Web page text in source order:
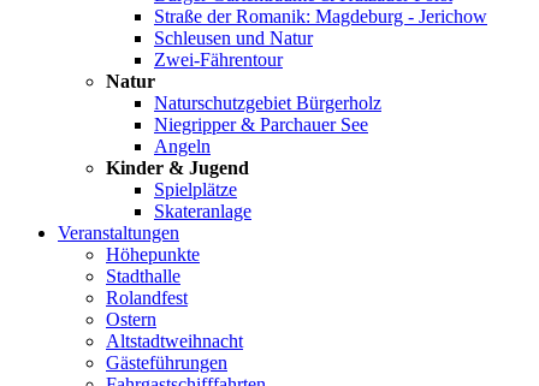
Straße der Romanik: Magdeburg - Jerichow
Schleusen und Natur
Zwei-Fährentour
Natur
Naturschutzgebiet Bürgerholz
Niegripper & Parchauer See
Angeln
Kinder & Jugend
Spielplätze
Skateranlage
Veranstaltungen
Höhepunkte
Stadthalle
Rolandfest
Ostern
Altstadtweihnacht
Gästeführungen